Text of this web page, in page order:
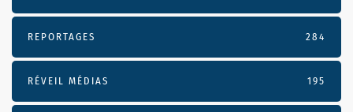
REPORTAGES 284
RÉVEIL MÉDIAS 195